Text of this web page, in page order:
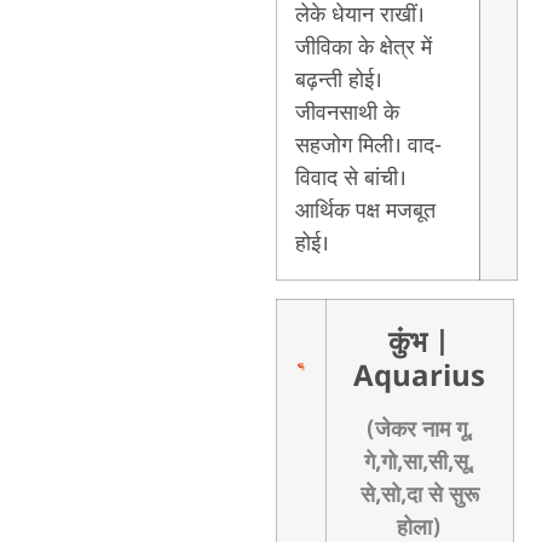
लेके धेयान राखीं।
जीविका के क्षेत्र में
बढ़न्ती होई।
जीवनसाथी के
सहजोग मिली। वाद-
विवाद से बांची।
आर्थिक पक्ष मजबूत
होई।
कुंभ
Aquarius
(जेकर नाम गू,
गे,गो,सा,सी,सू,
से,सो,दा से सुरू
होला)